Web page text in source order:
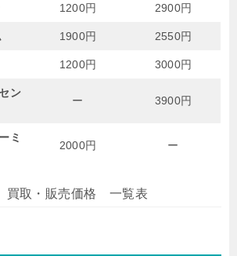
1200円 2900円
1900円 2550円
1200円 3000円
ン
ー 3900円
ミ
2000円 ー
取・販売価格 一覧表